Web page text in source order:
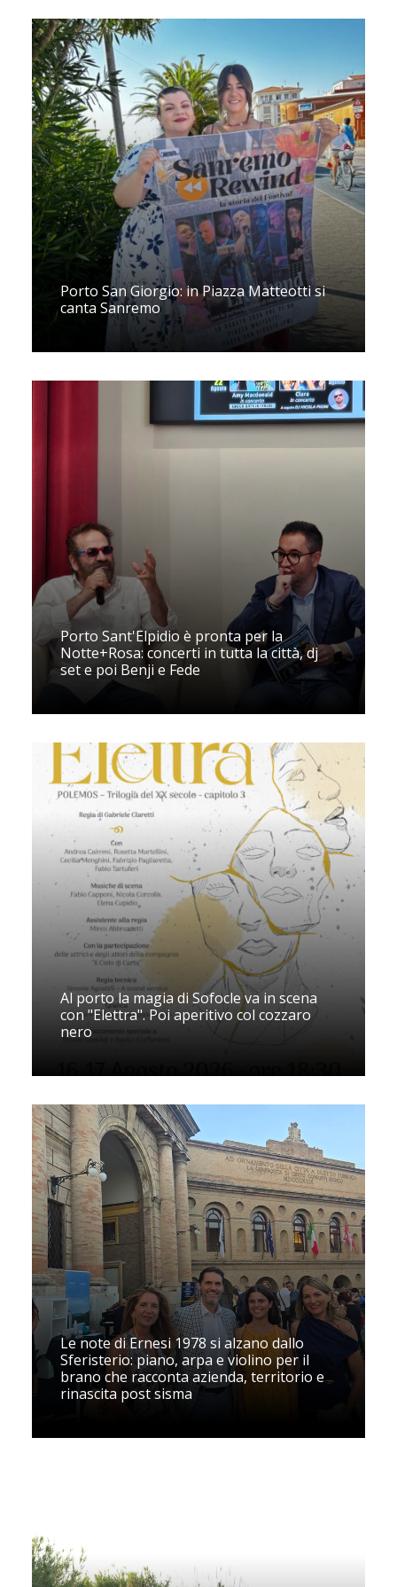
Porto San Giorgio: in Piazza Matteotti si
canta Sanremo
Porto Sant'Elpidio è pronta per la
Notte+Rosa: concerti in tutta la città, dj
set e poi Benji e Fede
Al porto la magia di Sofocle va in scena
con "Elettra". Poi aperitivo col cozzaro
nero
Le note di Ernesi 1978 si alzano dallo
Sferisterio: piano, arpa e violino per il
brano che racconta azienda, territorio e
rinascita post sisma